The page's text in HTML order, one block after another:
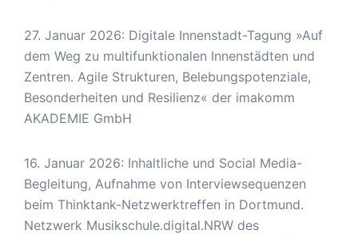
27. Januar 2026: Digitale Innenstadt-Tagung »Auf
dem Weg zu multifunktionalen Innenstädten und
Zentren. Agile Strukturen, Belebungspotenziale,
Besonderheiten und Resilienz« der imakomm
AKADEMIE GmbH
16. Januar 2026: Inhaltliche und Social Media-
Begleitung, Aufnahme von Interviewsequenzen
beim Thinktank-Netzwerktreffen in Dortmund.
Netzwerk Musikschule.digital.NRW des